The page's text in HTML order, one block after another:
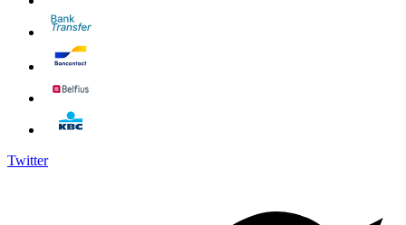
Twitter